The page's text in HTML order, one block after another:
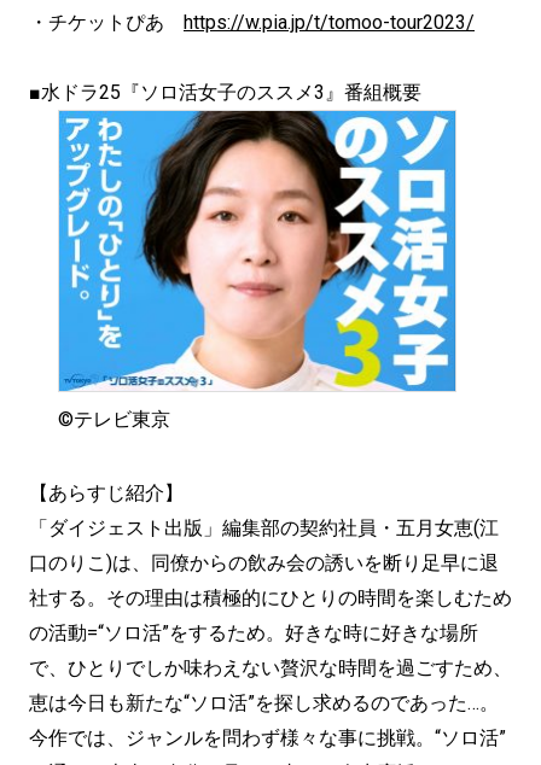
・チケットぴあ https://w.pia.jp/t/tomoo-tour2023/
■水ドラ25『ソロ活女子のススメ3』番組概要
©テレビ東京
【あらすじ紹介】
「ダイジェスト出版」編集部の契約社員・五月女恵(江
口のりこ)は、同僚からの飲み会の誘いを断り足早に退
社する。 その理由は積極的にひとりの時間を楽しむため
の活動=“ソロ活”をするため。好きな時に好きな場所
で、 ひとりでしか味わえない贅沢な時間を過ごすため、
恵は今日も新たな“ソロ活”を探し求めるのであった…。
今作では、ジャンルを問わず様々な事に挑戦。“ソロ活”